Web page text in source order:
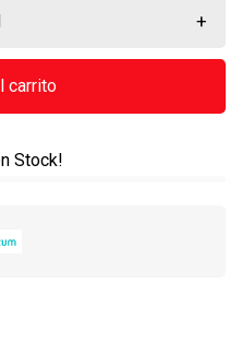
+
carrito
Stock!